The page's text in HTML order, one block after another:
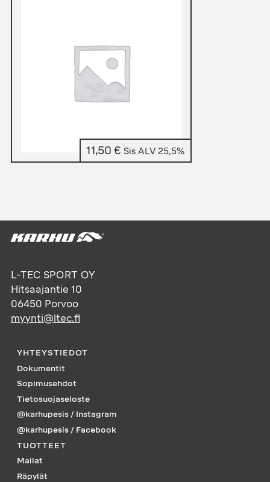
11,50 € Sis ALV 25,5%
L-TEC SPORT OY
Hitsaajantie 10
06450 Porvoo
myynti@ltec.fi
YHTEYSTIEDOT
Dokumentit
Sopimusehdot
Tietosuojaseloste
@karhupesis / Instagram
@karhupesis / Facebook
TUOTTEET
Mailat
Räpylät